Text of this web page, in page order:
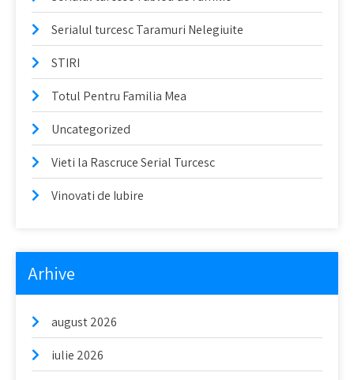
Serialul turcesc Taramuri Nelegiuite
STIRI
Totul Pentru Familia Mea
Uncategorized
Vieti la Rascruce Serial Turcesc
Vinovati de Iubire
Arhive
august 2026
iulie 2026